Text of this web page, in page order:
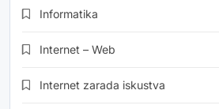
Informatika
Internet – Web
Internet zarada iskustva